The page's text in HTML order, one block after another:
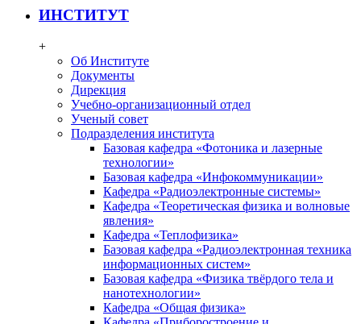
ИНСТИТУТ
+
Об Институте
Документы
Дирекция
Учебно-организационный отдел
Ученый совет
Подразделения института
Базовая кафедра «Фотоника и лазерные
технологии»
Базовая кафедра «Инфокоммуникации»
Кафедра «Радиоэлектронные системы»
Кафедра «Теоретическая физика и волновые
явления»
Кафедра «Теплофизика»
Базовая кафедра «Радиоэлектронная техника
информационных систем»
Базовая кафедра «Физика твёрдого тела и
нанотехнологии»
Кафедра «Общая физика»